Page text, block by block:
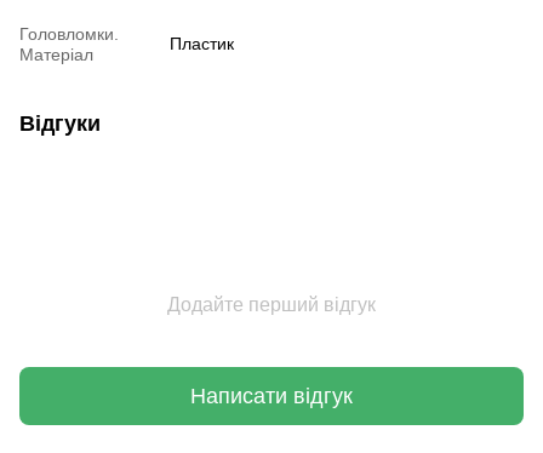
Головломки.
Матеріал
Пластик
Відгуки
Додайте перший відгук
Написати відгук